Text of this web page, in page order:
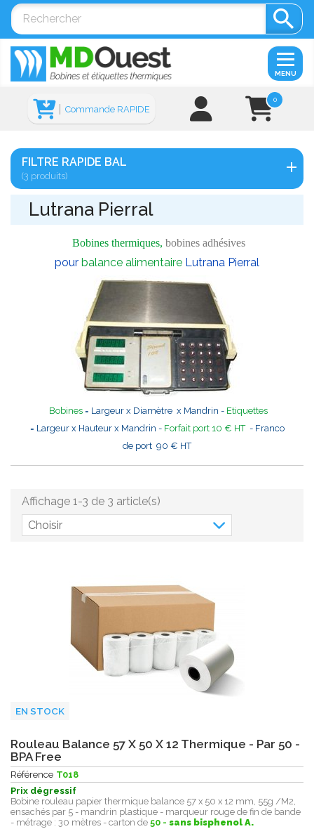

0
Commande RAPIDE
MENU
FILTRE RAPIDE BAL
(3 produits)
Lutrana Pierral
Bobines thermiques, bobines adhésives
pour balance alimentaire Lutrana Pierral
Bobines = Largeur x Diamètre x Mandrin - Etiquettes
= Largeur x Hauteur x Mandrin - Forfait port 10 € HT- Franco
de port 90 € HT
Choisir
Affichage 1-3 de 3 article(s)
EN STOCK
Rouleau Balance 57 X 50 X 12 Thermique - Par 50 -
BPA Free
Référence T018
Prix dégressif
Bobine rouleau papier thermique balance 57 x 50 x 12 mm, 55g /M2,
ensachés par 5 - mandrin plastique - marqueur rouge de fin de bande
- métrage : 30 mètres - carton de 50 - sans bisphenol A.